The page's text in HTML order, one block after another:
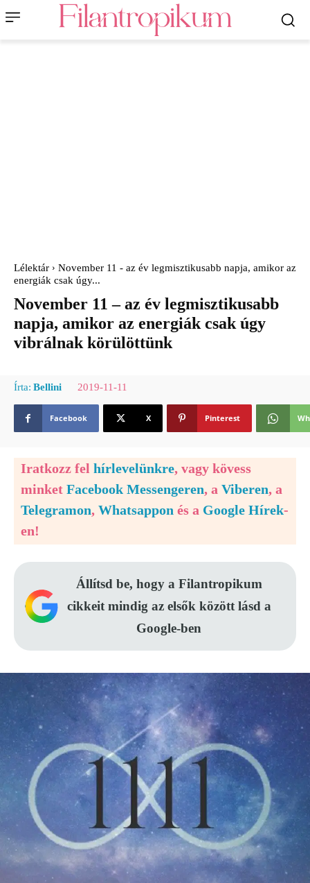
Lélektár
November 11 - az év legmisztikusabb napja, amikor az
energiák csak úgy...
November 11 – az év legmisztikusabb
napja, amikor az energiák csak úgy
vibrálnak körülöttünk
Írta: Bellini 2019-11-11
Facebook X Pinterest
Iratkozz fel hírlevelünkre, vagy kövess
minket Facebook Messengeren, a Viberen, a
Telegramon, Whatsappon és a Google Hírek-
en!
Állítsd be, hogy a Filantropikum
cikkeit mindig az elsők között lásd a
Google-ben